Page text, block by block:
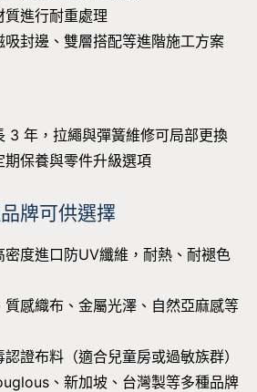
進行耐重處理
封邊、雙層搭配等進階施工方案
3 年，拉繩與彈簧維修可局部更換
保養與零件升級選項
牌可供選擇
密度進口防UV纖維，耐熱、耐褪色
感織布、金屬光澤、自然亞麻感等
證布料（適合兒童房或過敏族群）
、新加坡、台灣製等多種品牌